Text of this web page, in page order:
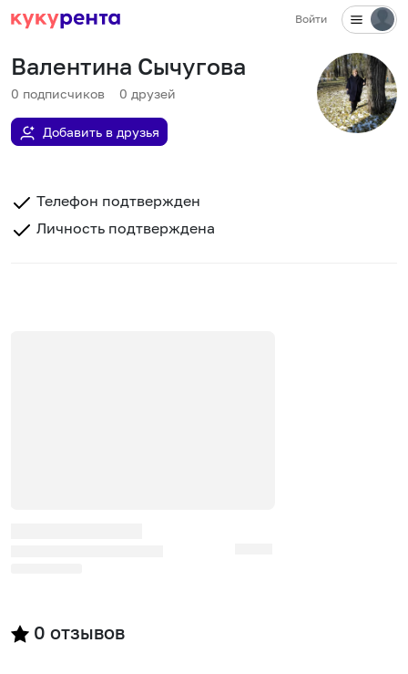
Войти
Валентина Сычугова
0 подписчиков 0 друзей
Добавить в друзья
Телефон подтвержден
Личность подтверждена
0 отзывов